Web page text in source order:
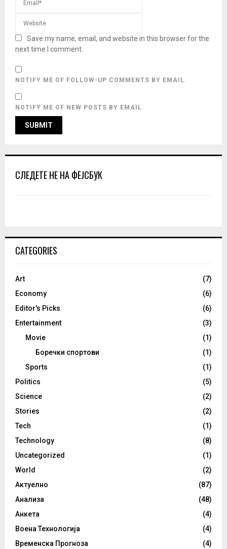
Save my name, email, and website in this browser for the
next time I comment.
NOTIFY ME OF FOLLOW-UP COMMENTS BY EMAIL.
NOTIFY ME OF NEW POSTS BY EMAIL.
СЛЕДЕТЕ НЕ НА ФЕЈСБУК
CATEGORIES
Art
(7)
Economy
(6)
Editor's Picks
(6)
Entertainment
(3)
Movie
(1)
Боречки спортови
(1)
Sports
(1)
Politics
(5)
Science
(2)
Stories
(2)
Tech
(1)
Technology
(8)
Uncategorized
(1)
World
(2)
Актуелно
(87)
Анализа
(48)
Анкета
(4)
Воена Технологија
(4)
Временска Прогноза
(4)